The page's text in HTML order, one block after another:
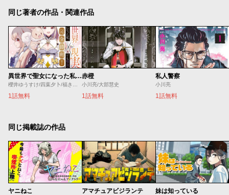
同じ著者の作品・関連作品
異世界で聖女になった私、現実世界でも聖女チートで完全勝利！
1話無料
赤橙
小川亮/大部慧史
1話無料
私人警察
小川亮
1話無料
同じ掲載誌の作品
ヤニねこ アマチュアビジランテ 妹は知っている